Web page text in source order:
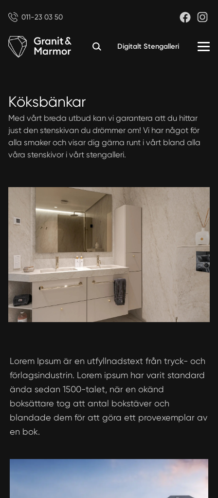
011-23 03 50
Digitalt Stengalleri
Köksbänkar
Med vårt breda utbud kan vi garantera att du hittar
just den stenskivan du drömmer om! Vi har något för
alla smaker och visar dig gärna runt i vårt bland alla
våra stenskivor i vårt stengalleri.
Lorem Ipsum är en utfyllnadstext från tryck- och
förlagsindustrin. Lorem ipsum har varit standard
ända sedan 1500-talet, när en okänd
boksättare tog att antal bokstäver och
blandade dem för att göra ett provexemplar av
en bok.